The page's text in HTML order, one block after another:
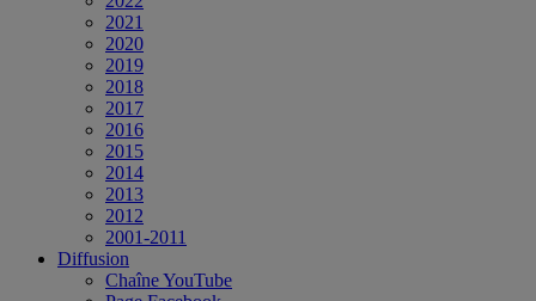
2021
2020
2019
2018
2017
2016
2015
2014
2013
2012
2001-2011
Diffusion
Chaîne YouTube